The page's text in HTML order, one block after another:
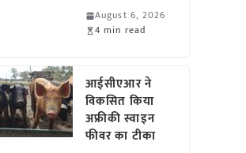
August 6, 2026
4 min read
आईसीएआर ने
विकसित किया
अफ्रीकी स्वाइन
फीवर का टीका